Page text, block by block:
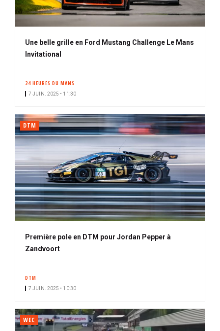
Une belle grille en Ford Mustang Challenge Le Mans
Invitational
24 HEURES DU MANS
7 JUIN. 2025 • 11:30
DTM
Première pole en DTM pour Jordan Pepper à
Zandvoort
DTM
7 JUIN. 2025 • 10:30
WEC